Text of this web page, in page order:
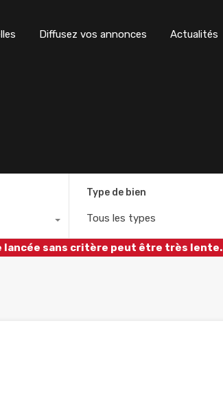
Diffusez vos annonces Actualités
Type de bien
Tous les types
sans critère peut être très lente.